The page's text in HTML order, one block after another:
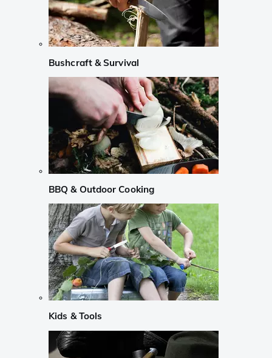
Bushcraft & Survival
BBQ & Outdoor Cooking
Kids & Tools